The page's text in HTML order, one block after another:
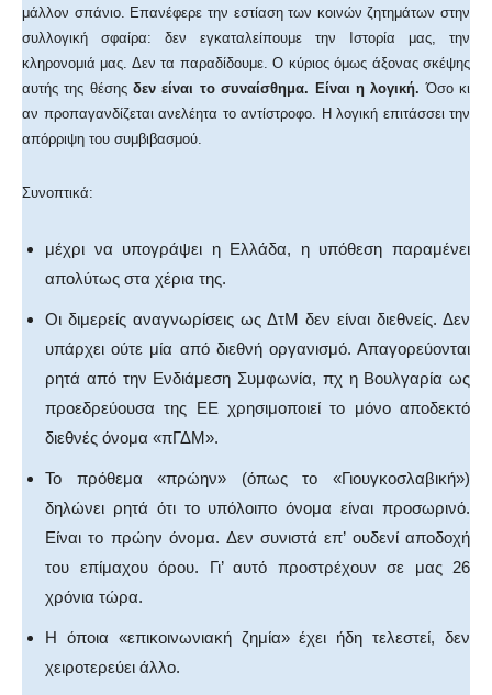
μάλλον σπάνιο. Επανέφερε την εστίαση των κοινών ζητημάτων στην
συλλογική σφαίρα: δεν εγκαταλείπουμε την Ιστορία μας, την
κληρονομιά μας. Δεν τα παραδίδουμε. Ο κύριος όμως άξονας σκέψης
αυτής της θέσηςδεν είναι το συναίσθημα. Είναι η λογική. Όσο κι
αν προπαγανδίζεται ανελέητα το αντίστροφο. Η λογική επιτάσσει την
απόρριψη του συμβιβασμού.
Συνοπτικά:
μέχρι να υπογράψει η Ελλάδα, η υπόθεση παραμένει
απολύτως στα χέρια της.
Οι διμερείς αναγνωρίσεις ως ΔτΜ δεν είναι διεθνείς. Δεν
υπάρχει ούτε μία από διεθνή οργανισμό. Απαγορεύονται
ρητά από την Ενδιάμεση Συμφωνία, πχ η Βουλγαρία ως
προεδρεύουσα της ΕΕ χρησιμοποιεί το μόνο αποδεκτό
διεθνές όνομα «πΓΔΜ».
Το πρόθεμα «πρώην» (όπως το «Γιουγκοσλαβική»)
δηλώνει ρητά ότι το υπόλοιπο όνομα είναι προσωρινό.
Είναι το πρώην όνομα. Δεν συνιστά επ’ ουδενί αποδοχή
του επίμαχου όρου. Γι’ αυτό προστρέχουν σε μας 26
χρόνια τώρα.
Η όποια «επικοινωνιακή ζημία» έχει ήδη τελεστεί, δεν
χειροτερεύει άλλο.